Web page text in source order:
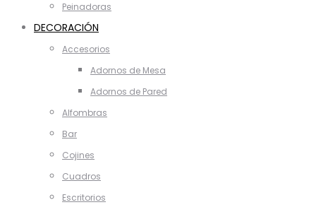
Peinadoras
DECORACIÓN
Accesorios
Adornos de Mesa
Adornos de Pared
Alfombras
Bar
Cojines
Cuadros
Escritorios